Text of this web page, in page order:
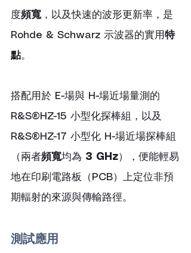
度頻寬，以及快速的波形更新率，是
Rohde & Schwarz 示波器的實用特
點。
搭配用於 E-場與 H-場近場量測的
R&S®HZ-15 小型化探棒組，以及
R&S®HZ-17 小型化 H-場近場探棒組
（兩者頻寬均為 3 GHz），便能輕易
地在印刷電路板（PCB）上定位非預
期輻射的來源與傳輸路徑。
測試應用